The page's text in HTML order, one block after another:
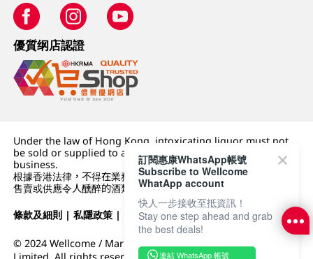
優質纲店認證
Under the law of Hong Kong, intoxicating liquor must not
be sold or supplied to a minor (under 18) in the course of
business.
根據香港法律，不得在業務過程中，向未成年人 (18 歲以下人士)
售賣或供應令人醺醉的酒類。
條款及細則 |私隱政策 | DFI零售集團
© 2024 Wellcome / Market Place. The Dairy Farm Company
Limited. All rights reserved.
訂閱惠康WhatsApp帳號
Subscribe to Wellcome
WhatApp account
快人一步接收至抵資訊！
Stay one step ahead and grab
the best deals!
連結 WhatsApp 帳號